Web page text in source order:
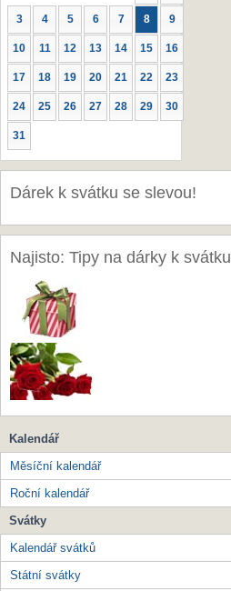
3 4 5 6 7 8 9
10 11 12 13 14 15 16
17 18 19 20 21 22 23
24 25 26 27 28 29 30
31
Dárek k svátku se slevou!
Najisto: Tipy na dárky k svátku
Kalendář
Měsíční kalendář
Roční kalendář
Svátky
Kalendář svátků
Státní svátky